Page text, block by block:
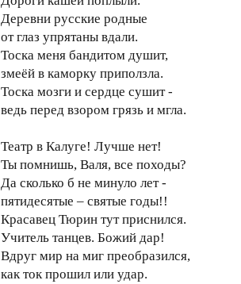
Деревни русские родные
от глаз упрятаны вдали.
Тоска меня бандитом душит,
змеёй в каморку приползла.
Тоска мозги и сердце сушит -
ведь перед взором грязь и мгла.
Театр в Калуге! Лучше нет!
Ты помнишь, Валя, все походы?
Да сколько б не минуло лет -
пятидесятые – святые годы!!
Красавец Тюрин тут приснился.
Учитель танцев. Божий дар!
Вдруг мир на миг преобразился,
как ток прошил или удар.